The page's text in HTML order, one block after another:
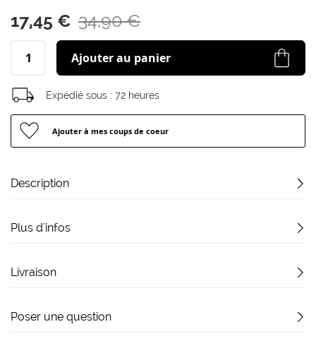
17,45 € 34,90 €
Ajouter au panier
Expédié sous : 72 heures
Ajouter à mes coups de coeur
Description
Plus d'infos
Livraison
Poser une question